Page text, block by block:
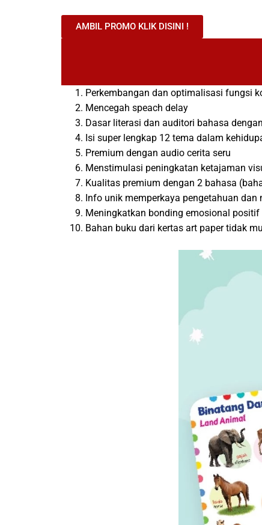
AMBIL PROMO KLIK DISINI !
Perkembangan dan optimalisasi fungsi
Mencegah speach delay
Dasar literasi dan auditori bahasa
Isi super lengkap 12 tema dalam
Premium dengan audio cerita seru
Menstimulasi peningkatan ketajaman
Kualitas premium dengan 2 bahasa
Info unik memperkaya pengetahuan
Meningkatkan bonding emosional
Bahan buku dari kertas art paper tidak